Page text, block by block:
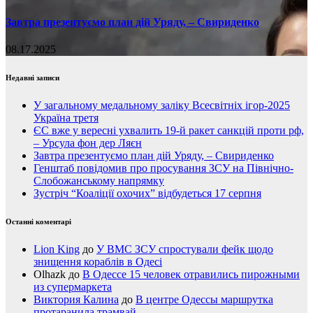
Завтра презентуємо план дій Уряду, – Свириденко
08.17.2025
Недавні записи
У загальному медальному заліку Всесвітніх ігор-2025
Україна третя
ЄС вже у вересні ухвалить 19-й ракет санкцій проти рф,
– Урсула фон дер Ляєн
Завтра презентуємо план дій Уряду, – Свириденко
Генштаб повідомив про просування ЗСУ на Північно-
Слобожанському напрямку
Зустріч “Коаліції охочих” відбудеться 17 серпня
Останні коментарі
Lion King до У ВМС ЗСУ спростували фейк щодо
знищення кораблів в Одесі
Olhazk до В Одессе 15 человек отравились пирожными
из супермаркета
Виктория Калина до В центре Одессы маршрутка